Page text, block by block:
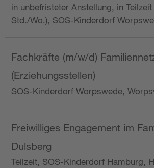
in unbefristeter Anstellung, in
Std./Wo.), SOS-Kinderdorf
Fachkräfte (m/w/d)
(Erziehungsstellen)
SOS-Kinderdorf Worpswede,
Freiwilliges Engagement im
Dulsberg
Teilzeit, SOS-Kinderdorf Hamburg,